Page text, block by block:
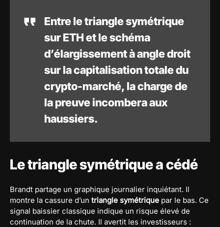
Entre le triangle symétrique
sur ETH et le schéma
d’élargissement à angle droit
sur la capitalisation totale du
crypto-marché, la charge de
la preuve incombera aux
haussiers.
Le triangle symétrique a cédé
Brandt partage un graphique journalier inquiétant. Il
montre la cassure d’un triangle symétrique par le bas. Ce
signal baissier classique indique un risque élevé de
continuation de la chute. Il avertit les investisseurs :